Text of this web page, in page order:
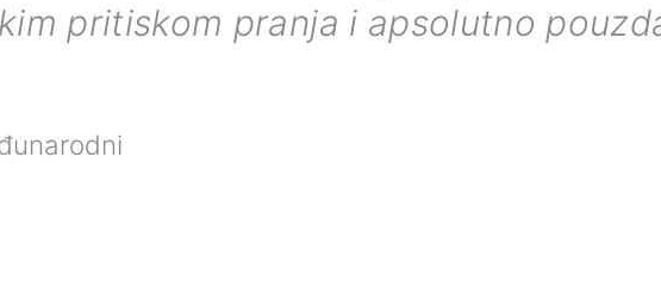
pritiskom pranja i apsolutno